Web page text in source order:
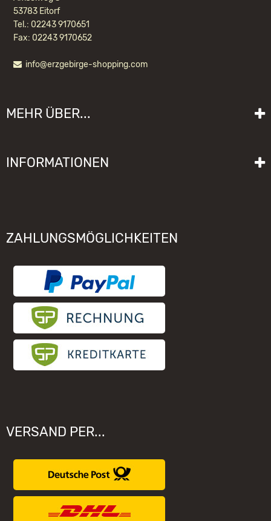
53783 Eitorf
Tel.: 02243 9170651
Fax: 02243 9170652
info@erzgebirge-shopping.com
MEHR ÜBER...
Lieferzeit
Widerrufsrecht
INFORMATIONEN
Schwibbogen funktioniert nicht
Unsere Hersteller
ZAHLUNGSMÖGLICHKEITEN
VERSAND PER...